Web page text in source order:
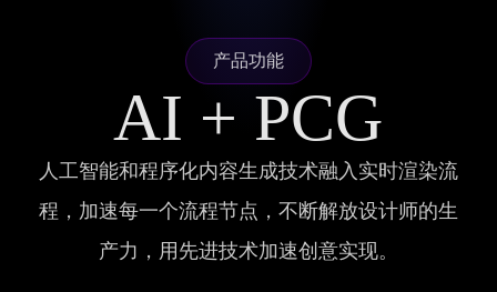
产品功能
AI + PCG
人工智能和程序化内容生成技术融入实时渲染流
程，加速每一个流程节点，不断解放设计师的生
产力，用先进技术加速创意实现。